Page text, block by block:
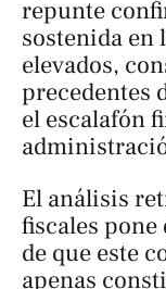
repunte
sostenida en
elevados,
precedentes
el escalafón
El análisis
fiscales pone
de que este
apenas